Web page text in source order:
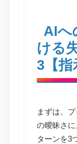
AIへ
ける
3【指
まずは、
の曖昧さ
ターンを3